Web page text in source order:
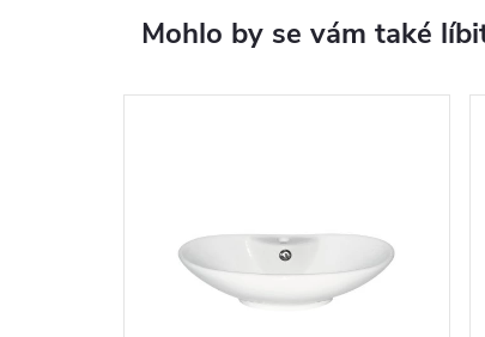
Mohlo by se vám také